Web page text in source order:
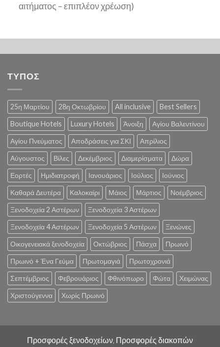
αιτήματος – επιπλέον χρέωση)
ΤΥΠΟΣ
25η Μαρτίου 28η Οκτωβρίου All inclusive Best Sellers
Boutique Hotels Luxury Hotels Άνοιξη Αγίου Βαλεντίνου
Αγίου Πνεύματος Αποδράσεις για ΣΚΙ Απρίλιος
Αύγουστος Βίλες Δεκέμβριος Διαμερίσματα Δώρα
Εορτές Ημιδιατροφή Ιανουάριος Ιούλιος Ιούνιος
Καθαρά Δευτέρα Καλοκαίρι Μάιος Μάρτιος Νοέμβριος
Ξενοδοχεία 2 Αστέρων Ξενοδοχεία 3 Αστέρων
Ξενοδοχεία 4 Αστέρων Ξενοδοχεία 5 Αστέρων Ξενώνες
Οικογενειακά ξενοδοχεία Οκτώβριος Πάσχα Πρωινό
Πρωινό + Ένα Γεύμα Πρωτομαγιά Πρωτοχρονιά
Σεπτέμβριος Φεβρουάριος Φθινόπωρο Φώτα Χειμώνας
Χριστούγεννα Χωρίς Πρωινό
Προσφορές ξενοδοχείων, Προσφορές διακοπών